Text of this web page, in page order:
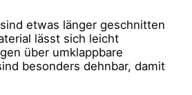
etwas länger geschnitten
lässt sich leicht
über umklappbare
besonders dehnbar, damit